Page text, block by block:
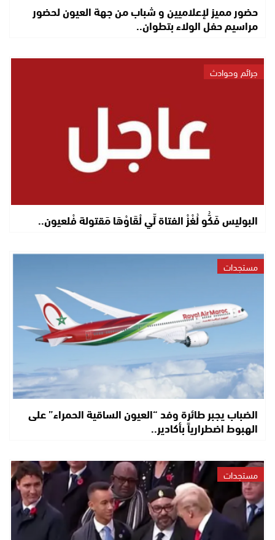
حضور مميز لإعلاميين و شباب من جهة العيون لحضور
مراسيم حفل الولاء بتطوان..
جرائم وحوادث
البوليس فَكُّو لُغْزْ الفتاة لِّي لْقَاوْهَا مَقتولة فْلعيون..
مستجدات
الضباب يجبر طائرة وفد “العيون الساقية الحمراء” على
الهبوط اضطرارياً بأكادير..
مستجدات